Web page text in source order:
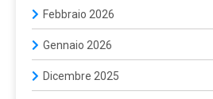
Febbraio 2026
Gennaio 2026
Dicembre 2025